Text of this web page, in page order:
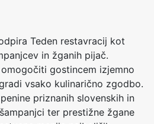
Teden restavracij kot
in žganih pijač.
gostincem izjemno
vsako kulinarično zgodbo.
priznanih slovenskih in
ter prestižne žgane